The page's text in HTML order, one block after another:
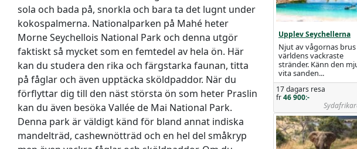
sola och bada på, snorkla och bara ta det lugnt under
kokospalmerna. Nationalparken på Mahé heter
Morne Seychellois National Park och denna utgör
faktiskt så mycket som en femtedel av hela ön. Här
kan du studera den rika och färgstarka faunan, titta
på fåglar och även upptäcka sköldpaddor. När du
förflyttar dig till den näst största ön som heter Praslin
kan du även besöka Vallée de Mai National Park.
Denna park är väldigt känd för bland annat indiska
mandelträd, cashewnötträd och en hel del småkryp
Upplev Seychellerna
Njut av vågornas
världens vackraste
stränder. Känn den
vita sanden...
17 dagars resa
fr46 900:-